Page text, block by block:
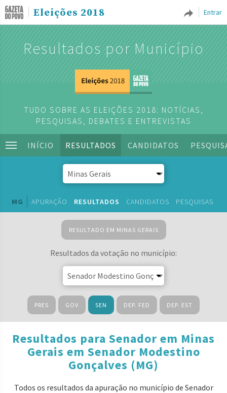
Entrar
Eleições 2018
Resultados por Município
TUDO SOBRE AS ELEIÇÕES 2018: NOTÍCIAS,
PESQUISAS, DEBATES E ENTREVISTAS
INÍCIO RESULTADOS CANDIDATOS
MG APURAÇÃO RESULTADOS CANDIDATOS PESQUISAS
RESULTADO EM MINAS GERAIS
Resultados da votação no município:
PRES GOV SEN DEP. FED DEP. EST
Resultados para Senador em Minas
Gerais em Senador Modestino
Gonçalves (MG)
Todos os resultados da apuração no município de Senador